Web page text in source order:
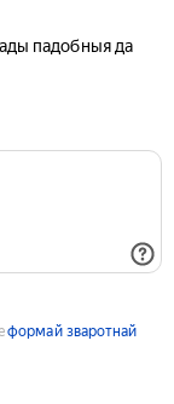
падобныя да
формай зваротнай